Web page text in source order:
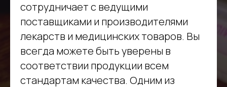
сотрудничает с ведущими
поставщиками и производителями
лекарств и медицинских товаров. Вы
всегда можете быть уверены в
соответствии продукции всем
стандартам качества. Одним из